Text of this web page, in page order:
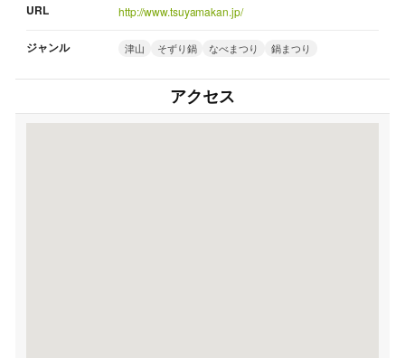
URL http://www.tsuyamakan.jp/
ジャンル 津山 そずり鍋 なべまつり 鍋まつり
アクセス